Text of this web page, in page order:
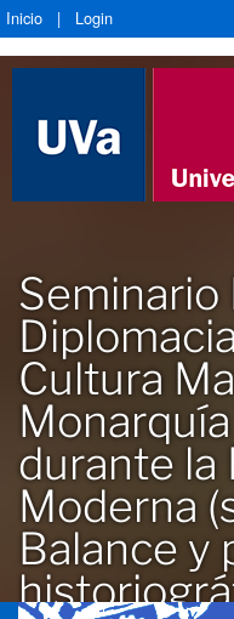
Inicio | Login
Cultura
durante la
Moderna
Balance y